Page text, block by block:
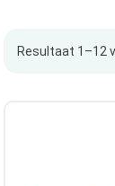
Resultaat 1–12